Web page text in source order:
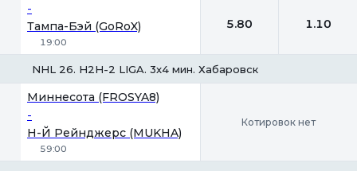
-
Тампа-Бэй (GoRoX)
19:00
5.80 1.10
NHL 26. H2H-2 LIGA. 3x4 мин. Хабаровск
Миннесота (FROSYA8)
-
Н-Й Рейнджерс (MUKHA)
59:00
Котировок нет